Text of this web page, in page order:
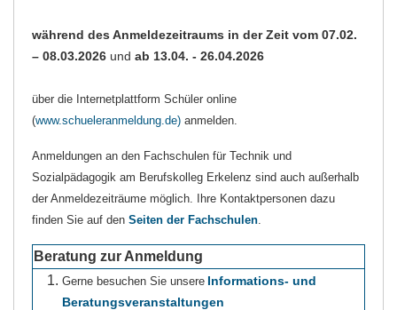
während des Anmeldezeitraums in der Zeit vom 07.02.
– 08.03.2026 und ab 13.04. - 26.04.2026
über die Internetplattform Schüler online
(www.schueleranmeldung.de) anmelden.
Anmeldungen an den Fachschulen für Technik und
Sozialpädagogik am Berufskolleg Erkelenz sind auch außerhalb
der Anmeldezeiträume möglich. Ihre Kontaktpersonen dazu
finden Sie auf den Seiten der Fachschulen
Beratung zur Anmeldung
Gerne besuchen Sie unsere Informations- und
Beratungsveranstaltungen